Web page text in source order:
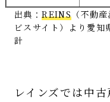
出典：REINS （不動
ビスサイト）より愛
計
レインズでは中